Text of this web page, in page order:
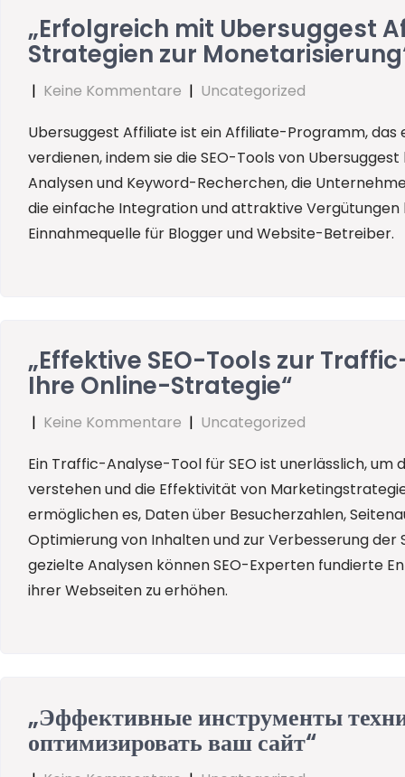
„Erfolgreich mit Ubersuggest
Strategien zur
| Keine Kommentare | Uncategorized
Ubersuggest Affiliate ist ein Affiliate-Programm, das
verdienen, indem sie die SEO-Tools von
Analysen und Keyword-Recherchen, die
die einfache Integration und attraktive
Einnahmequelle für Blogger und Website-Betreiber.
„Effektive SEO-Tools zur
Ihre Online-Strategie“
| Keine Kommentare | Uncategorized
Ein Traffic-Analyse-Tool für SEO ist unerlässlich,
verstehen und die Effektivität von
ermöglichen es, Daten über Besucherzahlen,
Optimierung von Inhalten und zur Verbesserung
gezielte Analysen können SEO-Experten fundierte
ihrer Webseiten zu erhöhen.
„Эффективные инструменты
оптимизировать ваш сайт“